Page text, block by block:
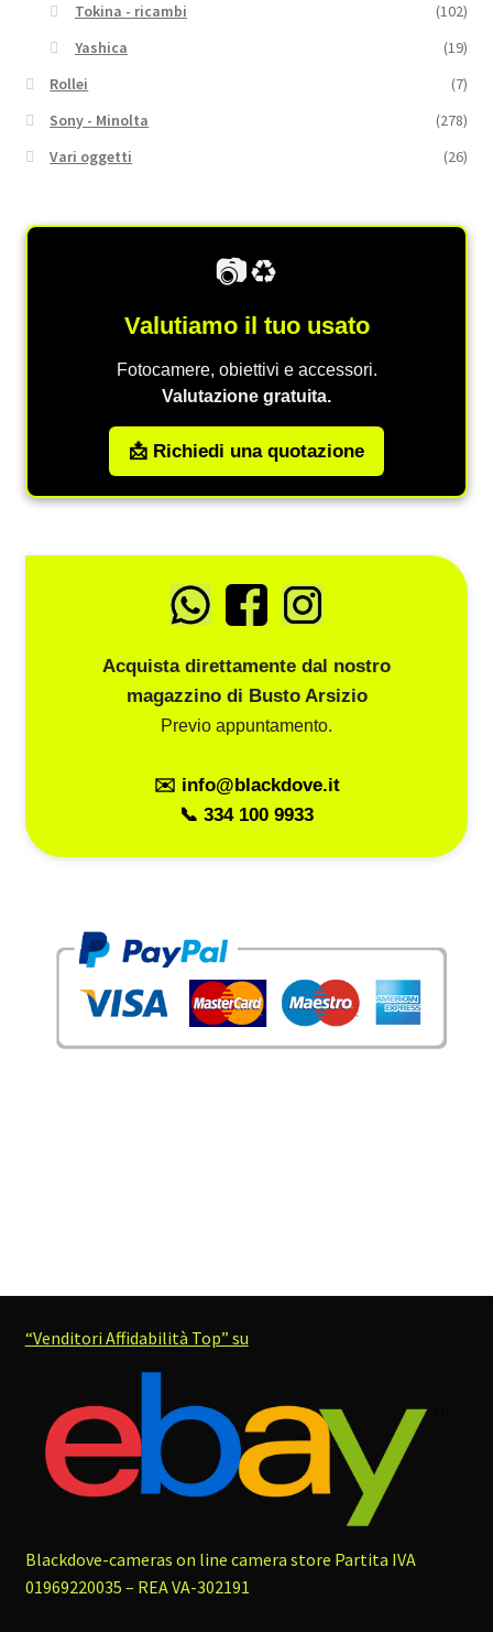
Tokina - ricambi
(102)
Yashica
(19)
Rollei
(7)
Sony - Minolta
(278)
Vari oggetti
(26)
📷♻️
Valutiamo il tuo usato
Fotocamere, obiettivi e accessori.
Valutazione gratuita.
📩 Richiedi una quotazione
Acquista direttamente dal nostro
magazzino di Busto Arsizio
Previo appuntamento.
✉️ info@blackdove.it
📞 334 100 9933
“Venditori Affidabilità Top” su
Blackdove-cameras on line camera store Partita IVA
01969220035 – REA VA-302191